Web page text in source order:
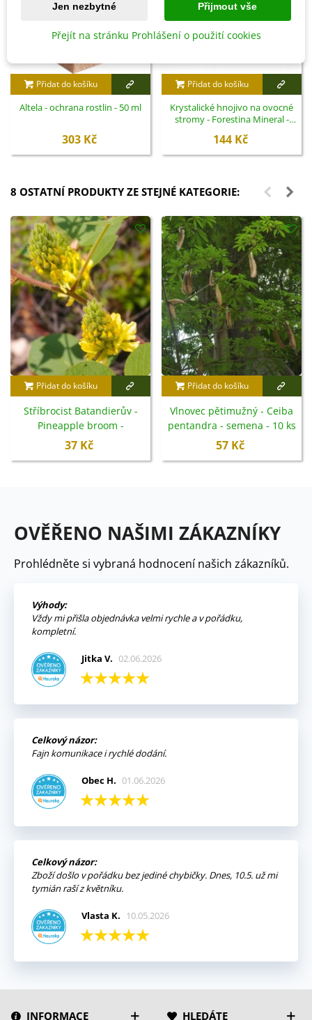
Přidat do košíku
Altela - ochrana rostlin - 50 ml
303 Kč
Přidat do košíku
Krystalické hnojivo na ovocné
stromy - Forestina Mineral -
144 Kč
8 OSTATNÍ PRODUKTY ZE STEJNÉ KATEGORIE:
Přidat do košíku
Stříbrocist Batandierův -
Pineapple broom -
Argyrocytisus battandieri -
37 Kč
Přidat do košíku
Vlnovec pětimužný - Ceiba
pentandra - semena - 10 ks
57 Kč
OVĚŘENO NAŠIMI ZÁKAZNÍKY
Prohlédněte si vybraná hodnocení našich zákazníků.
Výhody:
Vždy mi přišla objednávka velmi rychle a v pořádku,
kompletní.
Jitka V. 02.06.2026
Celkový názor:
Fajn komunikace i rychlé dodání.
Obec H. 01.06.2026
Celkový názor:
Zboží došlo v pořádku bez jediné chybičky. Dnes, 10.5. už mi
tymián raší z květníku.
Vlasta K. 10.05.2026
INFORMACE HLEDÁTE
Jen nezbytné Přijmout vše
Přejít na stránku Prohlášení o použití cookies